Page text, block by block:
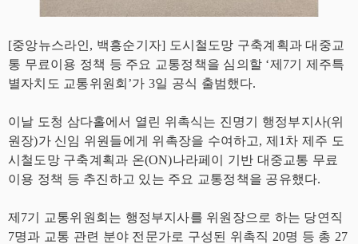
[중앙뉴스라인, 백흥순기자] 도시철도망 구축계획과 대중교
통 무료이용 정책 등 주요 교통정책을 심의할 ‘제7기 제주특
별자치도 교통위원회’가 3일 공식 출범했다.
이날 도청 삼다홀에서 열린 위촉식는 진명기 행정부지사(위
원장)가 신임 위원들에게 위촉장을 수여하고, 제1차 제주 도
시철도망 구축계획과 온(ON)나라페이 기반 대중교통 무료
이용 정책 등 추진하고 있는 주요 교통정책을 공유했다.
제7기 교통위원회는 행정부지사를 위원장으로 하는 당연직
7명과 교통 관련 분야 전문가로 구성된 위촉직 20명 등 총 27